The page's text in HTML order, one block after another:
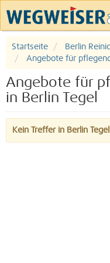
Startseite
Berlin
Angebote für
Angebote für
in Berlin Tegel
Kein Treffer in Berlin